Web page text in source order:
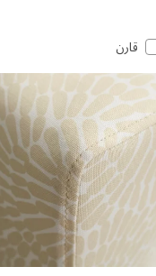
النتائجقارن